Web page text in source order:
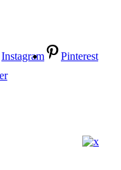
Instagram
Pinterest